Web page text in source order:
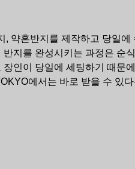
, 약혼반지를 제작하고 당일에
지를 완성시키는 과정은 순
인이 당일에 세팅하기 때문
에서는 바로 받을 수 있